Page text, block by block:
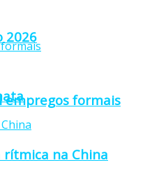
empregos formais
2026
rítmica na China